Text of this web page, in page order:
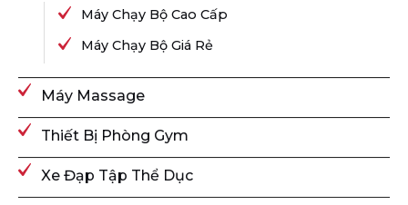
Máy Chạy Bộ Cao Cấp
Máy Chạy Bộ Giá Rẻ
Máy Massage
Thiết Bị Phòng Gym
Xe Đạp Tập Thể Dục